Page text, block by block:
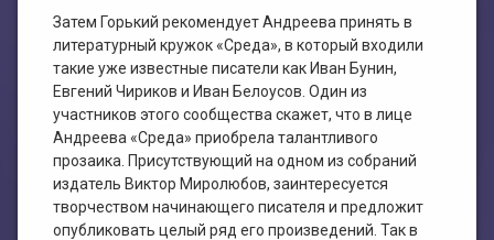
Затем Горький рекомендует Андреева принять в
литературный кружок «Среда», в который входили
такие уже известные писатели как Иван Бунин,
Евгений Чириков и Иван Белоусов. Один из
участников этого сообщества скажет, что в лице
Андреева «Среда» приобрела талантливого
прозаика. Присутствующий на одном из собраний
издатель Виктор Миролюбов, заинтересуется
творчеством начинающего писателя и предложит
опубликовать целый ряд его произведений. Так в